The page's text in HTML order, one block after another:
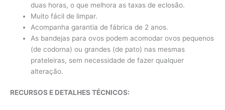
duas horas, o que melhora as taxas de eclosão.
Muito fácil de limpar.
Acompanha garantia de fábrica de 2 anos.
As bandejas para ovos podem acomodar ovos pequenos
(de codorna) ou grandes (de pato) nas mesmas
prateleiras, sem necessidade de fazer qualquer
alteração.
RECURSOS E DETALHES TÉCNICOS: